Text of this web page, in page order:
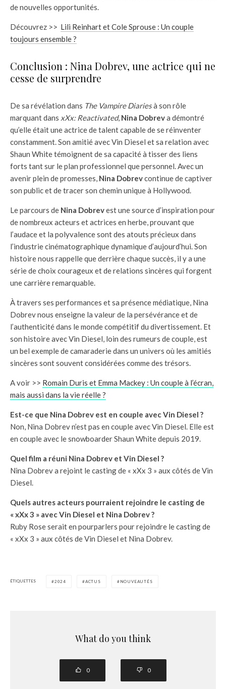
de nouvelles opportunités.
Découvrez >> Lili Reinhart et Cole Sprouse : Un couple
toujours ensemble ?
Conclusion : Nina Dobrev, une actrice qui ne
cesse de surprendre
De sa révélation dans The Vampire Diariesà son rôle
marquant dans xXx: Reactivated, Nina Dobreva démontré
qu’elle était une actrice de talent capable de se réinventer
constamment. Son amitié avec Vin Diesel et sa relation avec
Shaun White témoignent de sa capacité à tisser des liens
forts tant sur le plan professionnel que personnel. Avec un
avenir plein de promesses, Nina Dobrevcontinue de captiver
son public et de tracer son chemin unique à Hollywood.
Le parcours de Nina Dobrevest une source d’inspiration pour
de nombreux acteurs et actrices en herbe, prouvant que
l’audace et la polyvalence sont des atouts précieux dans
l’industrie cinématographique dynamique d’aujourd’hui. Son
histoire nous rappelle que derrière chaque succès, il y a une
série de choix courageux et de relations sincères qui forgent
une carrière remarquable.
À travers ses performances et sa présence médiatique, Nina
Dobrev nous enseigne la valeur de la persévérance et de
l’authenticité dans le monde compétitif du divertissement. Et
son histoire avec Vin Diesel, loin des rumeurs de couple, est
un bel exemple de camaraderie dans un univers où les amitiés
sincères sont souvent considérées comme des trésors.
A voir >> Romain Duris et Emma Mackey : Un couple à l’écran,
mais aussi dans la vie réelle ?
Est-ce que Nina Dobrev est en couple avec Vin Diesel ?
Non, Nina Dobrev n’est pas en couple avec Vin Diesel. Elle est
en couple avec le snowboarder Shaun White depuis 2019.
Quel film a réuni Nina Dobrev et Vin Diesel ?
Nina Dobrev a rejoint le casting de « xXx 3 » aux côtés de Vin
Diesel.
Quels autres acteurs pourraient rejoindre le casting de
« xXx 3 » avec Vin Diesel et Nina Dobrev ?
Ruby Rose serait en pourparlers pour rejoindre le casting de
« xXx 3 » aux côtés de Vin Diesel et Nina Dobrev.
ÉTIQUETTES 2024 ACTUS NOUVEAUTÉS
What do you think
0 0